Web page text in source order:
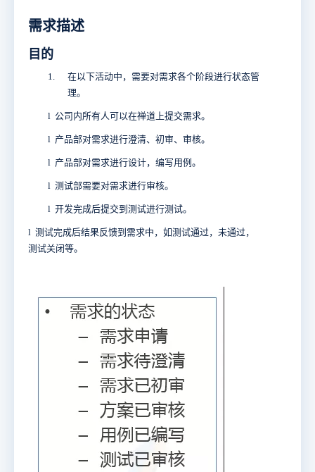
需求描述
目的
1.
在以下活动中，需要对需求各个阶段进行状态管
理。
l 公司内所有人可以在禅道上提交需求。
l 产品部对需求进行澄清、初审、审核。
l 产品部对需求进行设计，编写用例。
l 测试部需要对需求进行审核。
l 开发完成后提交到测试进行测试。
l 测试完成后结果反馈到需求中，如测试通过，未通过，
测试关闭等。